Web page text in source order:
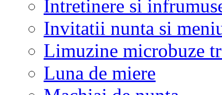
Intretinere si
Invitatii nunta si
Limuzine microbuze
Luna de miere